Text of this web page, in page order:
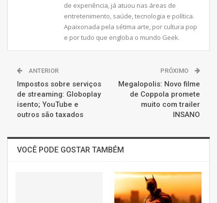
de experiência, já atuou nas áreas de
entretenimento, saúde, tecnologia e política.
Apaixonada pela sétima arte, por cultura pop
e por tudo que engloba o mundo Geek.
ANTERIOR
Impostos sobre serviços
de streaming: Globoplay
isento; YouTube e
outros são taxados
PRÓXIMO
Megalopolis: Novo filme
de Coppola promete
muito com trailer
INSANO
VOCÊ PODE GOSTAR TAMBÉM